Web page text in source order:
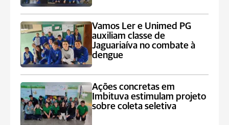
Vamos Ler e Unimed PG
auxiliam classe de
Jaguariaíva no combate à
dengue
Ações concretas em
Imbituva estimulam projeto
sobre coleta seletiva